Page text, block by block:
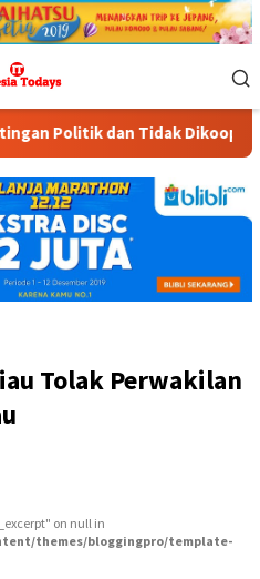
Dikooptasi oleh Siapapun
Tolak Perwakilan
on null in
themes/bloggingpro/template-